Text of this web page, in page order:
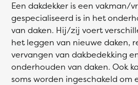
Een dakdekker is een vakman/
gespecialiseerd is in het
van daken. Hij/zij voert
het leggen van nieuwe daken,
vervangen van dakbedekking
onderhouden van daken. Ook
soms worden ingeschakeld om